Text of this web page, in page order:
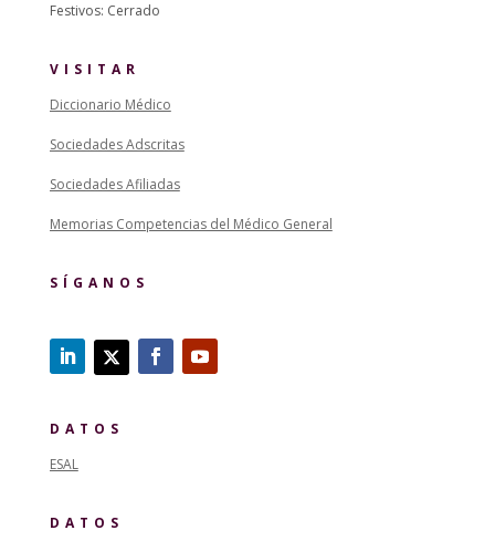
Festivos: Cerrado
VISITAR
Diccionario Médico
Sociedades Adscritas
Sociedades Afiliadas
Memorias Competencias del Médico General
SÍGANOS
DATOS
ESAL
DATOS